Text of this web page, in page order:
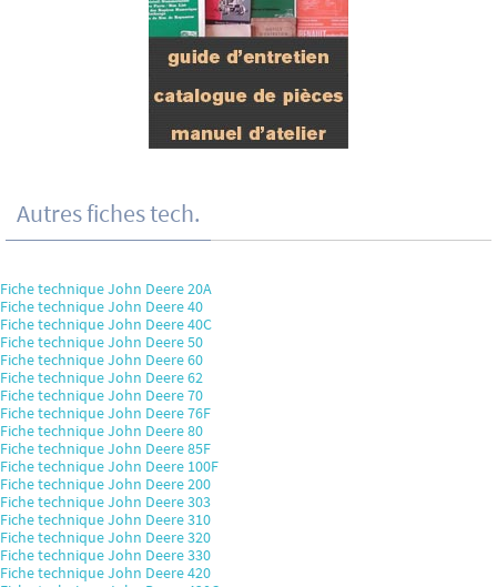
Autres fiches tech.
Fiche technique John Deere 20A
Fiche technique John Deere 40
Fiche technique John Deere 40C
Fiche technique John Deere 50
Fiche technique John Deere 60
Fiche technique John Deere 62
Fiche technique John Deere 70
Fiche technique John Deere 76F
Fiche technique John Deere 80
Fiche technique John Deere 85F
Fiche technique John Deere 100F
Fiche technique John Deere 200
Fiche technique John Deere 303
Fiche technique John Deere 310
Fiche technique John Deere 320
Fiche technique John Deere 330
Fiche technique John Deere 420